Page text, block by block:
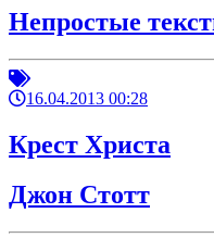
Непростые
16.04.2013 00:28
Крест Христа
Джон Стотт